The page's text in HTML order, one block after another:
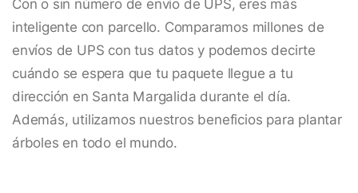
Con o sin número de envío de UPS, eres más
inteligente con parcello. Comparamos millones de
envíos de UPS con tus datos y podemos decirte
cuándo se espera que tu paquete llegue a tu
dirección en Santa Margalida durante el día.
Además, utilizamos nuestros beneficios para plantar
árboles en todo el mundo.